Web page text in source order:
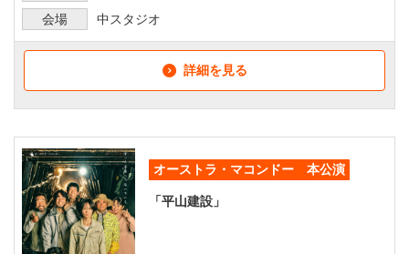
会場
中スタジオ
詳細を見る
オーストラ・マコンドー 本公演
「平山建設」